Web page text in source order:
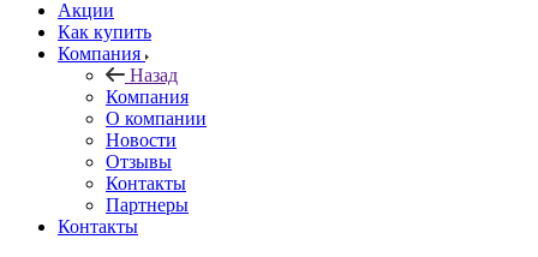
Акции
Как купить
Компания
Назад
Компания
О компании
Новости
Отзывы
Контакты
Партнеры
Контакты